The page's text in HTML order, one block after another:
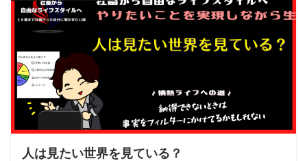
人は見たい世界を見ている？